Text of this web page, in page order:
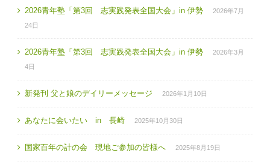
2026青年塾「第3回 志実践発表全国大会」in 伊勢
2026年7月
24日
2026青年塾「第3回 志実践発表全国大会」in 伊勢
2026年3月
4日
新発刊 父と娘のデイリーメッセージ 2026年1月10日
あなたに会いたい in 長崎 2025年10月30日
国家百年の計の会 現地ご参加の皆様へ 2025年8月19日